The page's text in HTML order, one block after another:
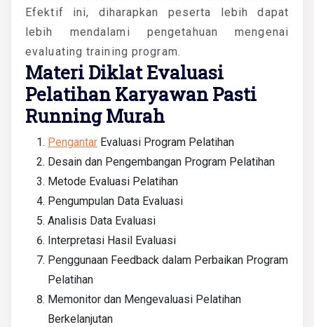
Efektif ini, diharapkan peserta lebih dapat
lebih mendalami pengetahuan mengenai
evaluating training program.
Materi Diklat Evaluasi
Pelatihan Karyawan Pasti
Running Murah
Pengantar Evaluasi Program Pelatihan
Desain dan Pengembangan Program Pelatihan
Metode Evaluasi Pelatihan
Pengumpulan Data Evaluasi
Analisis Data Evaluasi
Interpretasi Hasil Evaluasi
Penggunaan Feedback dalam Perbaikan Program
Pelatihan
Memonitor dan Mengevaluasi Pelatihan
Berkelanjutan